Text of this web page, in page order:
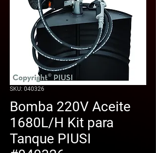
SKU: 040326
Bomba 220V Aceite
1680L/H Kit para
Tanque PIUSI